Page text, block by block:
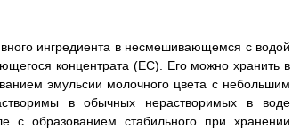
ингредиента в несмешивающемся с водой
концентрата (ЕС). Его можно хранить в
эмульсии молочного цвета с небольшим
в обычных нерастворимых в воде
с образованием стабильного при хранении